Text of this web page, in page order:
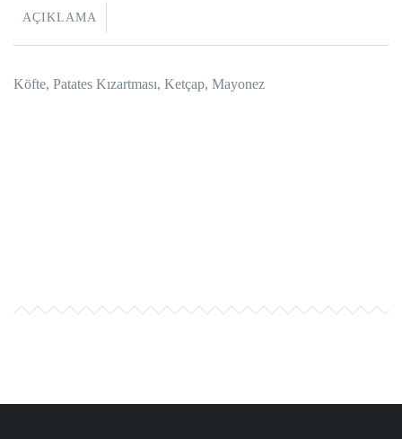
AÇIKLAMA
Köfte, Patates Kızartması, Ketçap, Mayonez